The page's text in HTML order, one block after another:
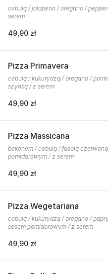
cebulą / jalapeno / oregano /
serem
49,90 zł
Pizza Primavera
cebulą / kukurydzą / oregano /
szynką / z serem
49,90 zł
Pizza Massicana
bekonem / cebulą / fasolą
pomidorowym / z serem
49,90 zł
Pizza Wegetariana
cebulą / kukurydzą / oregano /
sosem pomidorowym / z serem
49,90 zł